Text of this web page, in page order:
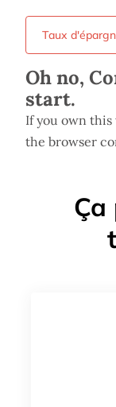
Taux
Oh no,
start.
If you own
the browser